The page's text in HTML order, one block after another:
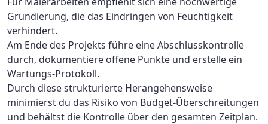
Grundierung, die das Eindringen von Feuchtigkeit
verhindert.
Am Ende des Projekts führe eine Abschlusskontrolle
durch, dokumentiere offene Punkte und erstelle ein
Wartungs‑Protokoll.
Durch diese strukturierte Herangehensweise
minimierst du das Risiko von Budget‑Überschreitungen
und behältst die Kontrolle über den gesamten Zeitplan.